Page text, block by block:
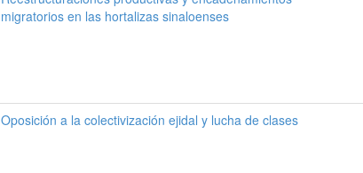
migratorios en las hortalizas sinaloenses
Oposición a la colectivización ejidal y lucha de clases